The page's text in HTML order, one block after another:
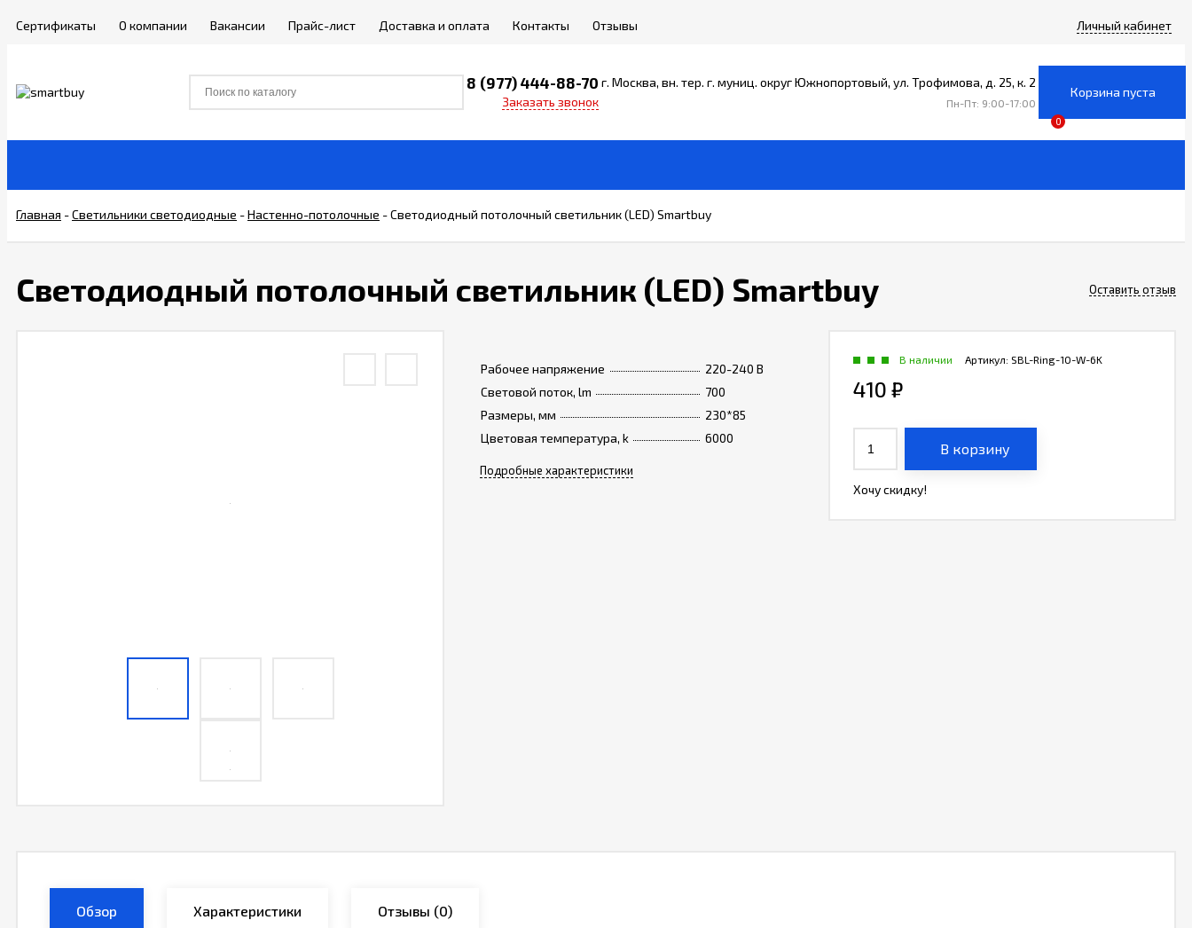
Личный кабинет
Сертификаты О компании Вакансии Прайс-лист Доставка и оплата Контакты Отзывы
8 (977) 444-88-70
Заказать звонок
г. Москва, вн. тер. г. муниц. округ Южнопортовый, ул. Трофимова, д. 25, к. 2
Пн-Пт: 9:00-17:00
0
Корзина пуста
Главная -Светильники светодиодные -Настенно-потолочные -Светодиодный потолочный светильник (LED) Smartbuy
Светодиодный потолочный светильник (LED) Smartbuy Оставить отзыв
Рабочее напряжение
220-240 В
Световой поток, lm
700
Размеры, мм
230*85
Цветовая температура, k
6000
Подробные характеристики
Артикул: SBL-Ring-10-W-6K
В наличии
410 ₽
В корзину
Хочу скидку!
Обзор Характеристики Отзывы (0)